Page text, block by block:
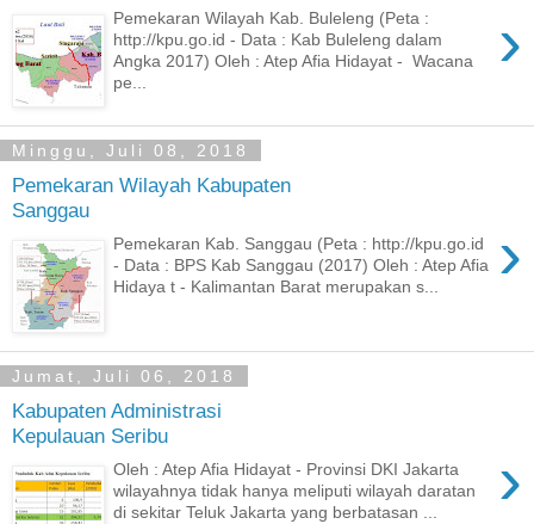
›
Pemekaran Wilayah Kab. Buleleng (Peta :
http://kpu.go.id - Data : Kab Buleleng dalam
Angka 2017) Oleh : Atep Afia Hidayat - Wacana
pe...
Minggu, Juli 08, 2018
Pemekaran Wilayah Kabupaten
Sanggau
›
Pemekaran Kab. Sanggau (Peta : http://kpu.go.id
- Data : BPS Kab Sanggau (2017) Oleh : Atep Afia
Hidaya t - Kalimantan Barat merupakan s...
Jumat, Juli 06, 2018
Kabupaten Administrasi
Kepulauan Seribu
›
Oleh : Atep Afia Hidayat - Provinsi DKI Jakarta
wilayahnya tidak hanya meliputi wilayah daratan
di sekitar Teluk Jakarta yang berbatasan ...